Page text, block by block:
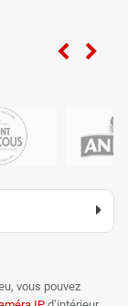
vous pouvez